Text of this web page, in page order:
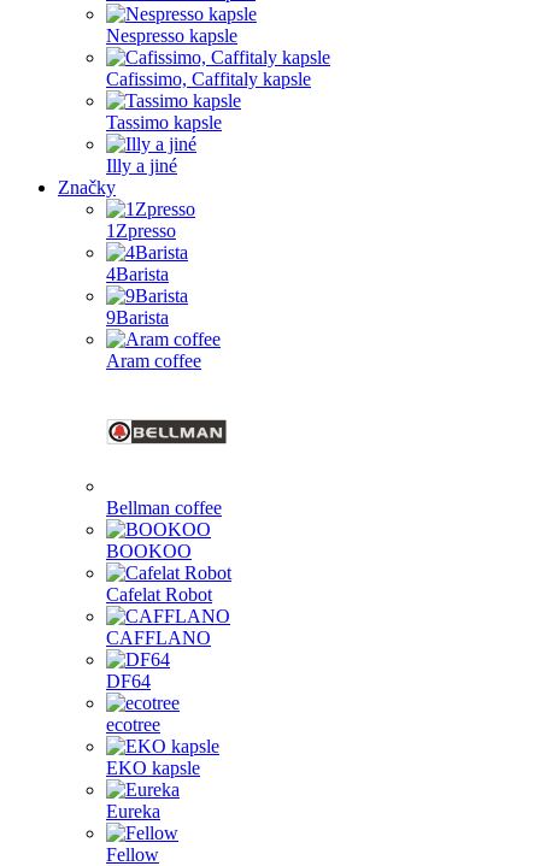
Nespresso kapsle
Cafissimo, Caffitaly kapsle
Tassimo kapsle
Illy a jiné
Značky
1Zpresso
4Barista
9Barista
Aram coffee
Bellman coffee
BOOKOO
Cafelat Robot
CAFFLANO
DF64
ecotree
EKO kapsle
Eureka
Fellow